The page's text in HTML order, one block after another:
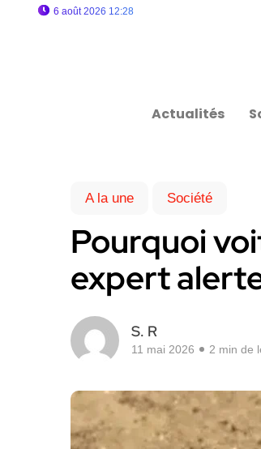
6 août 2026 12:28
Actualités
A la une Société
Pourquoi
expert
S. R
11 mai 2026 2 min de